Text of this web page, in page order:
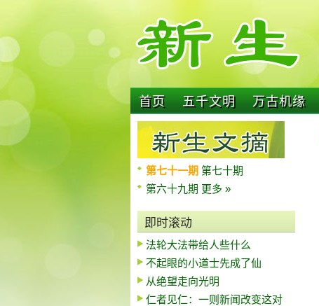
首页 五千文明 万古机缘
第七十一期 第七十期
第六十九期 更多 »
即时滚动
法轮大法带给人些什么
不起眼的小道士先成了仙
从绝望走向光明
仁者见仁：一则新闻改变这对